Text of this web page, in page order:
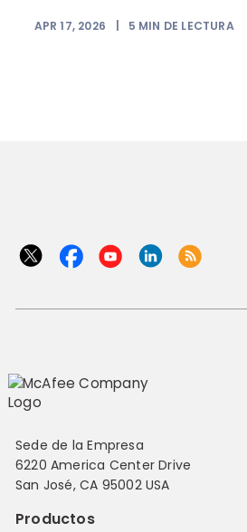
APR 17, 2026 5 MIN DE LECTURA
Sede de la Empresa
6220 America Center Drive
San José, CA 95002 USA
Productos